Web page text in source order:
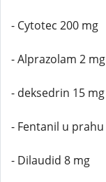
- Cytotec 200 mg
- Alprazolam 2 mg
- deksedrin 15 mg
- Fentanil u prahu
- Dilaudid 8 mg